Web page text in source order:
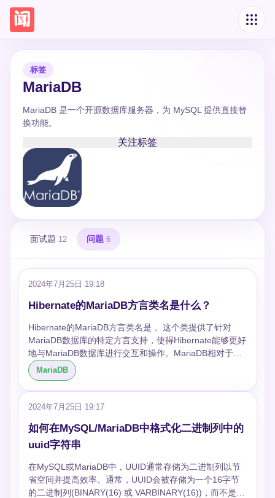
标签
MariaDB
MariaDB 是一个开源数据库服务器，为 MySQL 提供直接替
换功能。
关注标签
面试题 12 问题 6
2024年7月25日 19:18
Hibernate的MariaDB方言类名是什么？
Hibernate的MariaDB方言类名是 。这个类提供了针对
MariaDB数据库的特定方言支持，使得Hibernate能够更好
地与MariaDB数据库进行交互和操作。MariaDB相对于
MySQL有一些特殊的优化和特性，因此使用专门针对
MariaDB的方言可以更好地利用这些特性提高应用程序的
性能和兼容性。
MariaDB
2024年7月25日 19:17
如何在MySQL/MariaDB中格式化二进制列中的
uuid字符串
在MySQL或MariaDB中，UUID通常存储为二进制列以节
省空间并提高效率。通常，UUID会被存储为一个16字节
的二进制列(BINARY(16) 或 VARBINARY(16))，而不是作